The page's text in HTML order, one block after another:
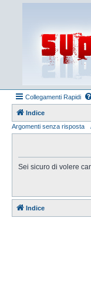
Collegamenti Rapidi
Indice
Argomenti senza risposta
Sei sicuro di volere
Indice